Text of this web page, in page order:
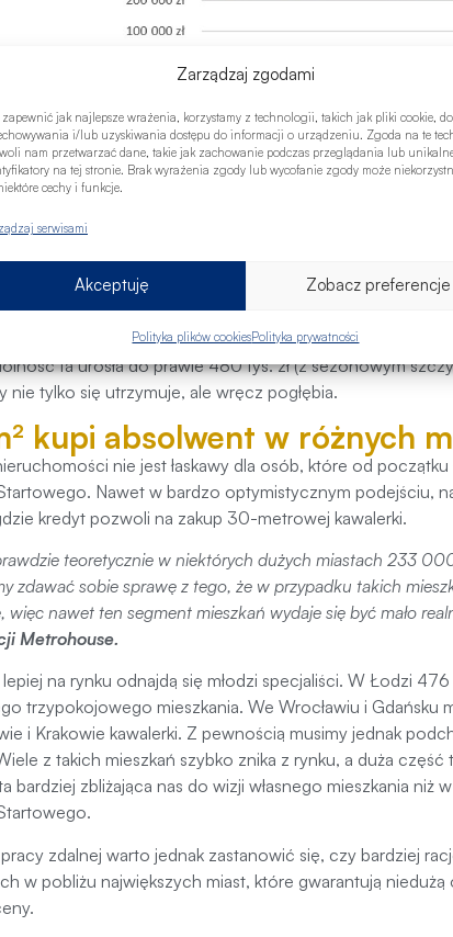
Zarządzaj zgodami
zapewnić jak najlepsze wrażenia, korzystamy z technologii, takich jak pliki cookie, do
i/lub uzyskiwania dostępu do informacji o urządzeniu. Zgoda na te
nam przetwarzać dane, takie jak zachowanie podczas przeglądania lub
na tej stronie. Brak wyrażenia zgody lub wycofanie zgody może
cechy i funkcje.
serwisami
Akceptuję Zobacz preferencje
Polityka plików cookiesPolityka prywatności
na starcie kariery zawodowej widać wyraźnie, że rynek
dochodowe bardzo szybko przekładają się na realne
Credipass
w przeciwieństwie do grupy startowej, potencjalny
trend wzrostowy zdolności kredytowej w analizowanym
ta urosła do prawie 480 tys. zł (z sezonowym
nie tylko się utrzymuje, ale wręcz pogłębia.
kupi absolwent w różnych
nie jest łaskawy dla osób, które od
Nawet w bardzo optymistycznym podejściu,
kredyt pozwoli na zakup 30-metrowej kawalerki.
teoretycznie w niektórych dużych miastach 233
zdawać sobie sprawę z tego, że w przypadku takich
więc nawet ten segment mieszkań wydaje się być mało
Metrohouse.
na rynku odnajdą się młodzi specjaliści. W Łodzi
trzypokojowego mieszkania. We Wrocławiu i
i Krakowie kawalerki. Z pewnością musimy jednak
z takich mieszkań szybko znika z rynku, a duża
bardziej zbliżająca nas do wizji własnego mieszkania
zdalnej warto jednak zastanowić się, czy bardziej
w pobliżu największych miast, które gwarantują